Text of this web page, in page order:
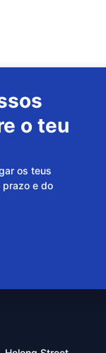
o teu
os teus
e do